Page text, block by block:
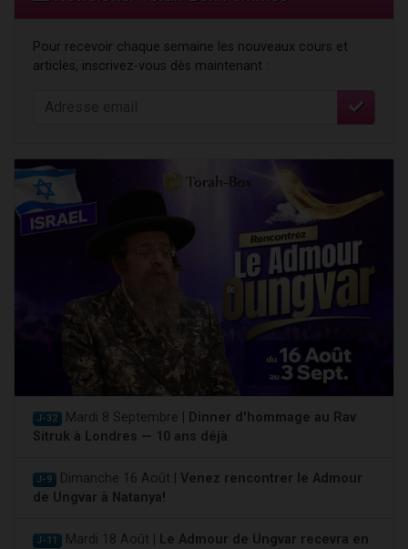
Pour recevoir chaque semaine les nouveaux cours et
articles, inscrivez-vous dès maintenant :
J-32 Mardi 8 Septembre |
Dinner d'hommage au Rav
Sitruk à Londres — 10 ans déjà
J-9 Dimanche 16 Août | Venez rencontrer le Admour
de Ungvar à Natanya!
J-11 Mardi 18 Août |
Le Admour de Ungvar recevra en